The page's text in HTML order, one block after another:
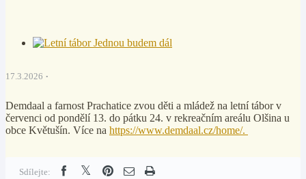
17.3.2026
Demdaal a farnost Prachatice zvou děti a mládež na letní tábor v
červenci od pondělí 13. do pátku 24. v rekreačním areálu Olšina u
obce Květušín. Více na https://www.demdaal.cz/home/.
Sdílejte: